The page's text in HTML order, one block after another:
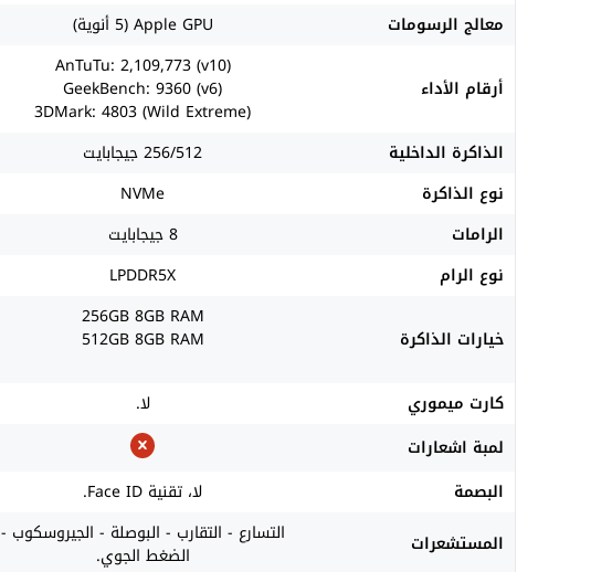
معالج الرسومات
Apple GPU (5 أنوية)
أرقام الأداء
AnTuTu: 2,109,773 (v10)
GeekBench: 9360 (v6)
3DMark: 4803 (Wild Extreme)
الذاكرة الداخلية
256/512 جيجابايت
نوع الذاكرة
NVMe
الرامات
8 جيجابايت
نوع الرام
LPDDR5X
خيارات الذاكرة
256GB 8GB RAM
512GB 8GB RAM
كارت ميموري
لا.
لمبة اشعارات
البصمة
لا، تقنية Face ID.
المستشعرات
التسارع - التقارب - البوصلة - الجيروسكوب -
الضغط الجوي.